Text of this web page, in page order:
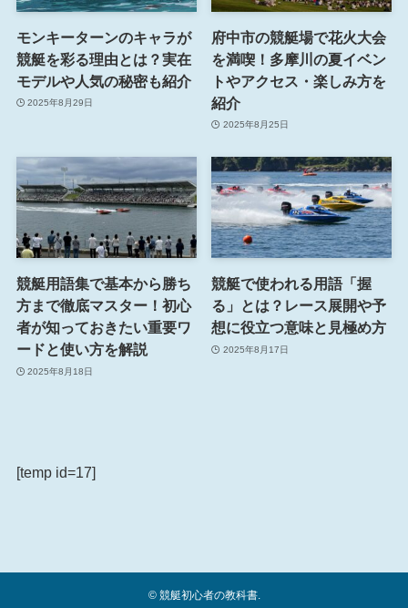
モンキーターンのキャラが
競艇を彩る理由とは？実在
モデルや人気の秘密も紹介
2025年8月29日
府中市の競艇場で花火大会
を満喫！多摩川の夏イベン
トやアクセス・楽しみ方を
紹介
2025年8月25日
競艇用語集で基本から勝ち
方まで徹底マスター！初心
者が知っておきたい重要ワ
ードと使い方を解説
2025年8月18日
競艇で使われる用語「握
る」とは？レース展開や予
想に役立つ意味と見極め方
2025年8月17日
[temp id=17]
©競艇初心者の教科書.